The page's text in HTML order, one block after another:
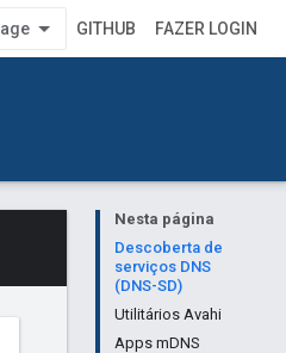
GITHUB FAZER LOGIN
Nesta página
Descoberta de
serviços DNS
(DNS-SD)
Utilitários Avahi
Apps mDNS